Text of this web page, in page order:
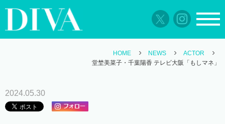
HOME NEWS
ACTOR
堂埜美菜子・千葉陽香 テレビ大阪「もしマネ」
2024.05.30